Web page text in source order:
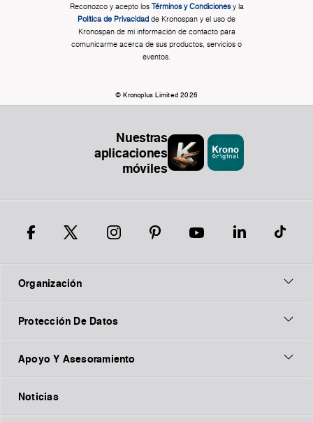
Reconozco y acepto los Términos y Condicionesy la
Política de Privacidad de Kronospan y el uso de
Kronospan de mi información de contacto para
comunicarme acerca de sus productos, servicios o
eventos.
© Kronoplus Limited 2026
Nuestras
aplicaciones
móviles
Organización
Protección De Datos
Apoyo Y Asesoramiento
Noticias